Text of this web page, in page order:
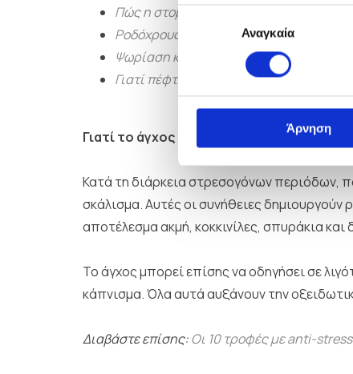
Επιλογή
συγκατάθεσηςΑναγκαία
Άρνηση
Πώς η στοματική υγιεινή επηρεάζει το
Ροδόχρους Νόσος: Γιατί
Ψωρίαση και διατροφή: Τι πρέπει να
Γιατί πέφτουν τα μαλλιά την άνοιξη;
Γιατί το άγχος προκαλεί κακές συνήθειες
Κατά τη διάρκεια στρεσογόνων περιόδων,
σκάλισμα. Αυτές οι συνήθειες
αποτέλεσμα ακμή, κοκκινίλες, σπυράκια και
Το άγχος μπορεί επίσης να οδηγήσει σε
κάπνισμα. Όλα αυτά αυξάνουν την
Διαβάστε επίσης:Οι 10 τροφές με anti-stress